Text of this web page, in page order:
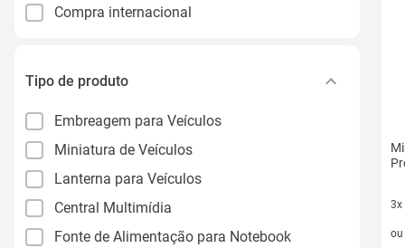
Compra internacional
Tipo de produto
Embreagem para Veículos
Miniatura de Veículos
Lanterna para Veículos
Central Multimídia
Fonte de Alimentação para Notebook
3x
3
ou